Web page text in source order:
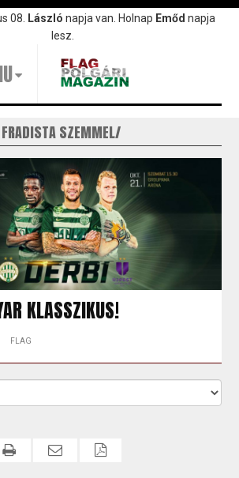
08. László napja van. Holnap Emőd napja
lesz.
FRADISTA SZEMMEL
KLASSZIKUS!
FLAG